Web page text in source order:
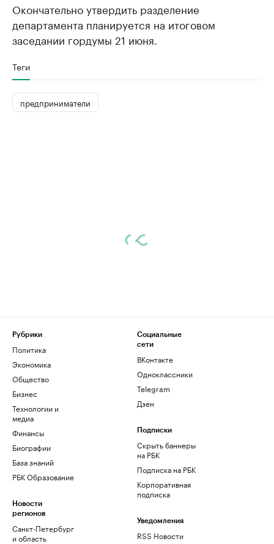
Окончательно утвердить разделение
департамента планируется на итоговом
заседании гордумы 21 июня.
Теги
предприниматели
Рубрики
Политика
Экономика
Общество
Бизнес
Технологии и
медиа
Финансы
Биографии
База знаний
РБК Образование
Новости
регионов
Санкт-Петербург
и область
Социальные
сети
ВКонтакте
Одноклассники
Telegram
Дзен
Подписки
Скрыть баннеры
на РБК
Подписка на РБК
Корпоративная
подписка
Уведомления
RSS Новости